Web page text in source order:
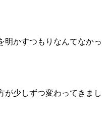
明かすつもりなんてなかっ
が少しずつ変わってきまし